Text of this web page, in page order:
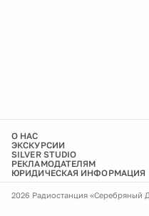
О НАС
ЭКСКУРСИИ
SILVER STUDIO
РЕКЛАМОДАТЕЛЯМ
ЮРИДИЧЕСКАЯ ИНФОРМАЦИЯ
2026 Радиостанция «Серебряный